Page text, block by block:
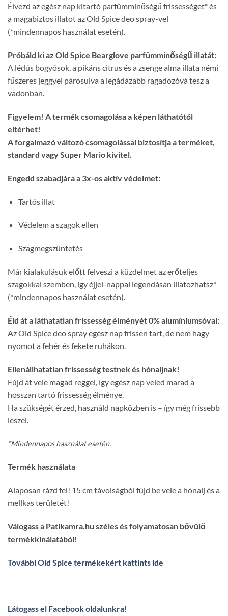
Élvezd az egész nap kitartó parfümminőségű frissességet* és
a magabiztos illatot az Old Spice deo spray-vel
(*mindennapos használat esetén).
Próbáld ki az Old Spice Bearglove parfümminőségű illatát:
A lédús bogyósok, a pikáns citrus és a zsenge alma illata némi
fűszeres jeggyel párosulva a legádázabb ragadozóvá tesz a
vadonban.
Figyelem! A termék csomagolása a képen láthatótól
eltérhet!
A forgalmazó változó csomagolással biztosítja a terméket,
standard vagy Super Mario kivitel.
Engedd szabadjára a 3x-os aktív védelmet:
Tartós illat
Védelem a szagok ellen
Szagmegszüntetés
Már kialakulásuk előtt felveszi a küzdelmet az erőteljes
szagokkal szemben, így éjjel-nappal legendásan illatozhatsz*
(*mindennapos használat esetén).
Éld át a láthatatlan frissesség élményét 0% alumíniumsóval:
Az Old Spice deo spray egész nap frissen tart, de nem hagy
nyomot a fehér és fekete ruhákon.
Ellenállhatatlan frissesség testnek és hónaljnak!
Fújd át vele magad reggel, így egész nap veled marad a
hosszan tartó frissesség élménye.
Ha szükségét érzed, használd napközben is – így még frissebb
leszel.
*Mindennapos használat esetén.
Termék használata
Alaposan rázd fel! 15 cm távolságból fújd be vele a hónalj és a
mellkas területét!
Válogass a Patikamra.hu széles és folyamatosan bővülő
termékkínálatából!
További Old Spice termékekért kattints ide
Látogass el Facebook oldalunkra!